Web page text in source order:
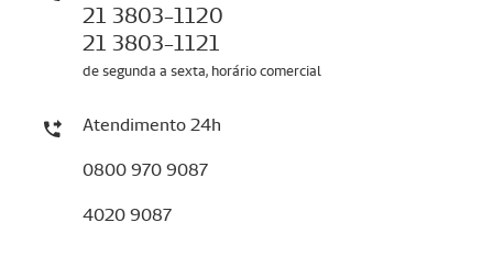
21 3803-1120
21 3803-1121
de segunda a sexta, horário comercial
Atendimento 24h
0800 970 9087
4020 9087